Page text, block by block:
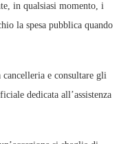
in qualsiasi momento, i
la spesa pubblica quando
e consultare gli
dedicata all’assistenza